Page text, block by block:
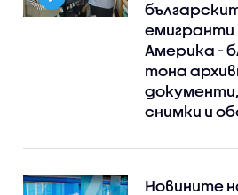
емигранти
Америка -
тона
документи,
снимки и
Новините